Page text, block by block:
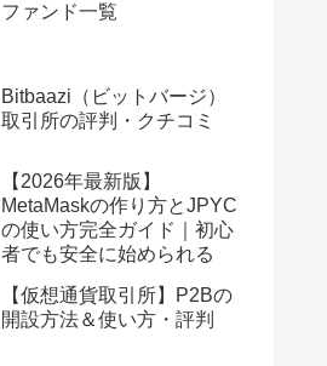
ファンド一覧
Bitbaazi（ビットバージ）
取引所の評判・クチコミ
【2026年最新版】
MetaMaskの作り方とJPYC
の使い方完全ガイド｜初心
者でも安全に始められる
【仮想通貨取引所】P2Bの
開設方法＆使い方・評判